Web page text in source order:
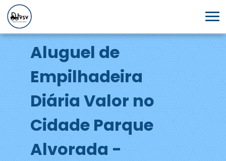
Aluguel de
Empilhadeira
Diária Valor no
Cidade Parque
Alvorada -